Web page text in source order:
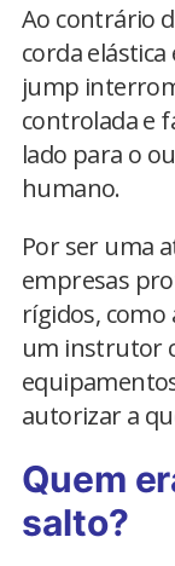
Ao contrário
corda
jump
controlada e
lado para o
humano.
Por ser uma
empresas
rígidos, como
um instrutor
autorizar a
Quem
salto?